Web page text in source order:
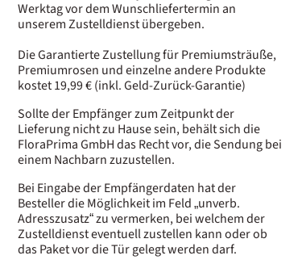
Werktag vor dem Wunschliefertermin an
unserem Zustelldienst übergeben.
Die Garantierte Zustellung für Premiumsträuße,
Premiumrosen und einzelne andere Produkte
kostet 19,99 € (inkl. Geld-Zurück-Garantie)
Sollte der Empfänger zum Zeitpunkt der
Lieferung nicht zu Hause sein, behält sich die
FloraPrima GmbH das Recht vor, die Sendung bei
einem Nachbarn zuzustellen.
Bei Eingabe der Empfängerdaten hat der
Besteller die Möglichkeit im Feld „unverb.
Adresszusatz“ zu vermerken, bei welchem der
Zustelldienst eventuell zustellen kann oder ob
das Paket vor die Tür gelegt werden darf.